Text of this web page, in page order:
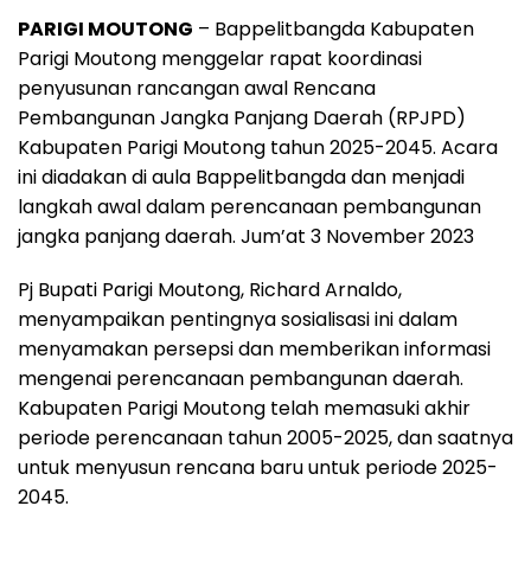
PARIGI MOUTONG – Bappelitbangda Kabupaten
Parigi Moutong menggelar rapat koordinasi
penyusunan rancangan awal Rencana
Pembangunan Jangka Panjang Daerah (RPJPD)
Kabupaten Parigi Moutong tahun 2025-2045. Acara
ini diadakan di aula Bappelitbangda dan menjadi
langkah awal dalam perencanaan pembangunan
jangka panjang daerah. Jum’at 3 November 2023
Pj Bupati Parigi Moutong, Richard Arnaldo,
menyampaikan pentingnya sosialisasi ini dalam
menyamakan persepsi dan memberikan informasi
mengenai perencanaan pembangunan daerah.
Kabupaten Parigi Moutong telah memasuki akhir
periode perencanaan tahun 2005-2025, dan saatnya
untuk menyusun rencana baru untuk periode 2025-
2045.